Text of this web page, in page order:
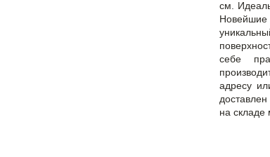
см.
Новейшие
себе
адресу
на складе